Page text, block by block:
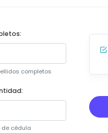
completos
de cédula